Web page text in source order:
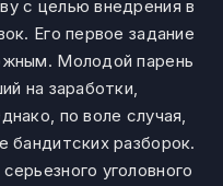
с целью внедрения в
Его первое задание
Молодой парень
на заработки,
по воле случая,
бандитских разборок.
уголовного